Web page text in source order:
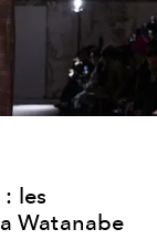
les
Watanabe